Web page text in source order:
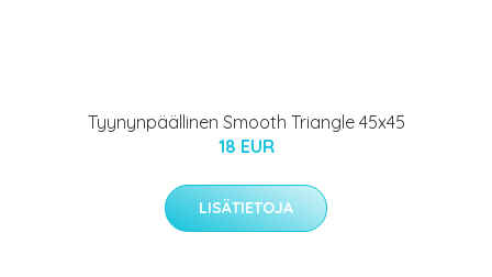
Tyynynpäällinen Smooth Triangle 45x45
18 EUR
LISÄTIETOJA